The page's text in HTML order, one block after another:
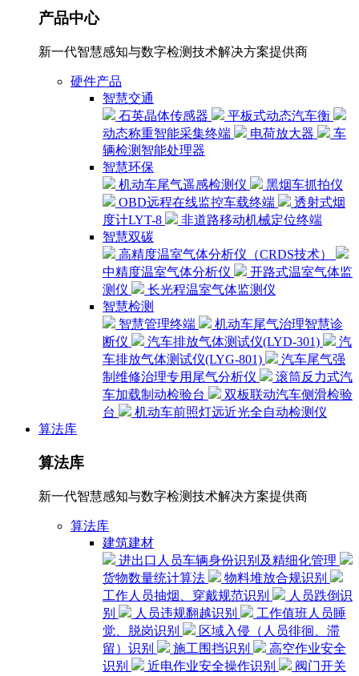
产品中心
新一代智慧感知与数字检测技术解决方案提供商
硬件产品
智慧交通
石英晶体传感器
平板式动态汽车衡
动态称重智能采集终端
电荷放大器
车
辆检测智能处理器
智慧环保
机动车尾气遥感检测仪
黑烟车抓拍仪
OBD远程在线监控车载终端
透射式烟
度计LYT-8
非道路移动机械定位终端
智慧双碳
高精度温室气体分析仪（CRDS技术）
中精度温室气体分析仪
开路式温室气体监
测仪
长光程温室气体监测仪
智慧检测
智慧管理终端
机动车尾气治理智慧诊
断仪
汽车排放气体测试仪(LYD-301)
汽
车排放气体测试仪(LYG-801)
汽车尾气强
制维修治理专用尾气分析仪
滚筒反力式汽
车加载制动检验台
双板联动汽车侧滑检验
台
机动车前照灯远近光全自动检测仪
算法库
算法库
新一代智慧感知与数字检测技术解决方案提供商
算法库
建筑建材
进出口人员车辆身份识别及精细化管理
货物数量统计算法
物料堆放合规识别
工作人员抽烟、穿戴规范识别
人员跌倒识
别
人员违规翻越识别
工作值班人员睡
觉、脱岗识别
区域入侵（人员徘徊、滞
留）识别
施工围挡识别
高空作业安全
识别
近电作业安全操作识别
阀门开关